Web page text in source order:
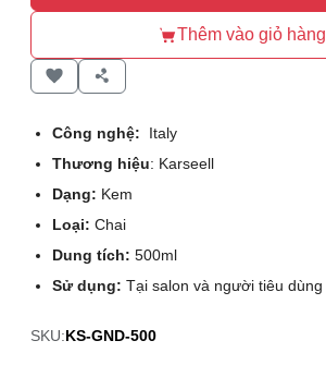
Thêm vào giỏ hàng
Công nghệ: Italy
Thương hiệu: Karseell
Dạng: Kem
Loại: Chai
Dung tích: 500ml
Sử dụng: Tại salon và người tiêu dùng
SKU:KS-GND-500